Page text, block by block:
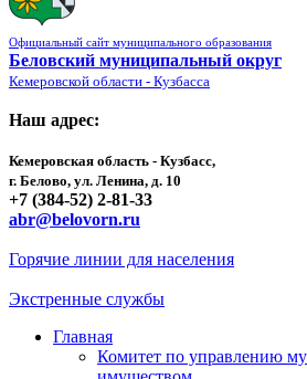
Официальный сайт муниципального образования
Беловский муниципальный округ
Кемеровской области - Кузбасса
Наш адрес:
Кемеровская область - Кузбасс,
г. Белово, ул. Ленина, д. 10
+7 (384-52) 2-81-33
abr@belovorn.ru
Горячие линии для населения
Экстренные службы
Главная
Комитет по управлению